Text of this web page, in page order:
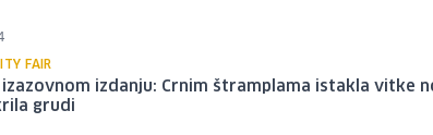
FAIR
izazovnom izdanju: Crnim štramplama istakla vitke
grudi